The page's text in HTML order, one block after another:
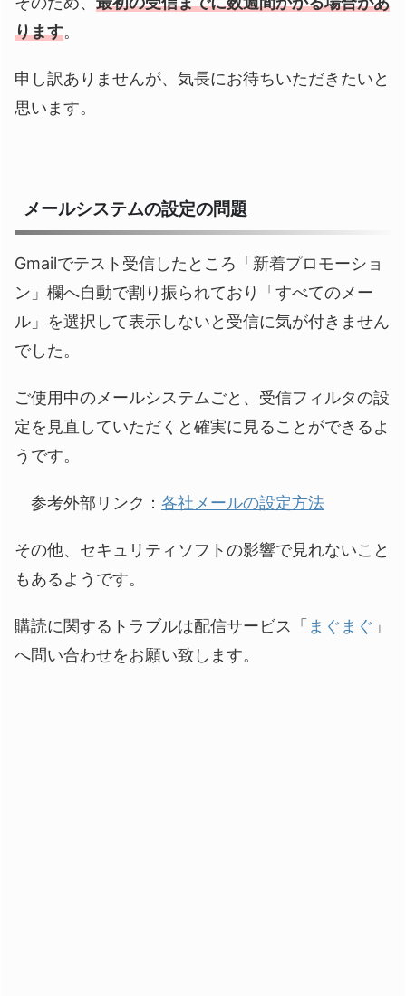
ります。
申し訳ありませんが、気長にお待ちいただきたいと
思います。
メールシステムの設定の問題
Gmailでテスト受信したところ「新着プロモーショ
ン」欄へ自動で割り振られており「すべてのメー
ル」を選択して表示しないと受信に気が付きません
でした。
ご使用中のメールシステムごと、受信フィルタの設
定を見直していただくと確実に見ることができるよ
うです。
参考外部リンク： 各社メールの設定方法
その他、セキュリティソフトの影響で見れないこと
もあるようです。
購読に関するトラブルは配信サービス「 まぐまぐ 」
へ問い合わせをお願い致します。